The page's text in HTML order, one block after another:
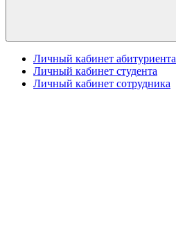
Личный кабинет абитуриента
Личный кабинет студента
Личный кабинет сотрудника